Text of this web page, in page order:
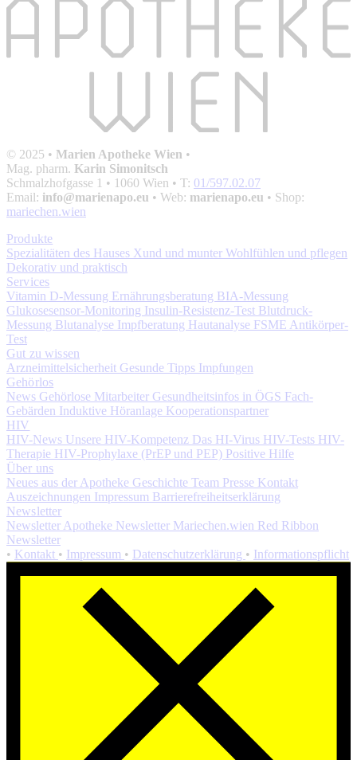
© 2025 • Marien Apotheke Wien •
Mag. pharm. Karin Simonitsch
Schmalzhofgasse 1 • 1060 Wien • T: 01/597.02.07
Email: info@marienapo.eu • Web: marienapo.eu • Shop:
mariechen.wien
Produkte
Spezialitäten des Hauses Xund und munter Wohlfühlen und pflegen
Dekorativ und praktisch
Services
Vitamin D-Messung Ernährungsberatung BIA-Messung
Glukosesensor-Monitoring Insulin-Resistenz-Test Blutdruck-
Messung Blutanalyse Impfberatung Hautanalyse FSME Antikörper-
Test
Gut zu wissen
Arzneimittelsicherheit Gesunde Tipps Impfungen
Gehörlos
News Gehörlose Mitarbeiter Gesundheitsinfos in ÖGS Fach-
Gebärden Induktive Höranlage Kooperationspartner
HIV
HIV-News Unsere HIV-Kompetenz Das HI-Virus HIV-Tests HIV-
Therapie HIV-Prophylaxe (PrEP und PEP) Positive Hilfe
Über uns
Neues aus der Apotheke Geschichte Team Presse Kontakt
Auszeichnungen Impressum Barrierefreiheitserklärung
Newsletter
Newsletter Apotheke Newsletter Mariechen.wien Red Ribbon
Newsletter
• Kontakt • Impressum • Datenschutzerklärung • Informationspflicht